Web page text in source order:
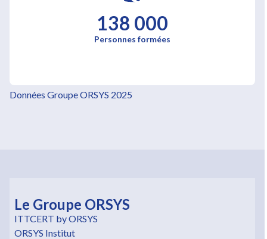
138 000
Personnes formées
Données Groupe ORSYS 2025
Le Groupe ORSYS
ITTCERT by ORSYS
ORSYS Institut